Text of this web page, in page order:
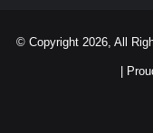
© Copyright 2026, All
|